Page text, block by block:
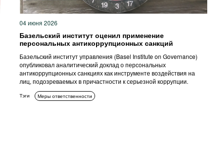
04 июня 2026
Базельский институт оценил применение
персональных антикоррупционных санкций
Базельский институт управления (Basel Institute on Governance)
опубликовал аналитический доклад о персональных
антикоррупционных санкциях как инструменте воздействия на
лиц, подозреваемых в причастности к серьезной коррупции.
Тэги Меры ответственности